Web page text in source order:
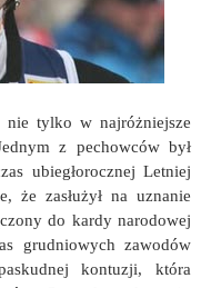
nie tylko w najróżniejsze
z pechowców był
ubiegłorocznej Letniej
że zasłużył na uznanie
do kardy narodowej
grudniowych zawodów
kontuzji, która